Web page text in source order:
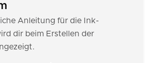
Anleitung für die Ink-
dir beim Erstellen der